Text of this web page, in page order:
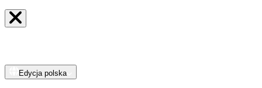
Edycja polska